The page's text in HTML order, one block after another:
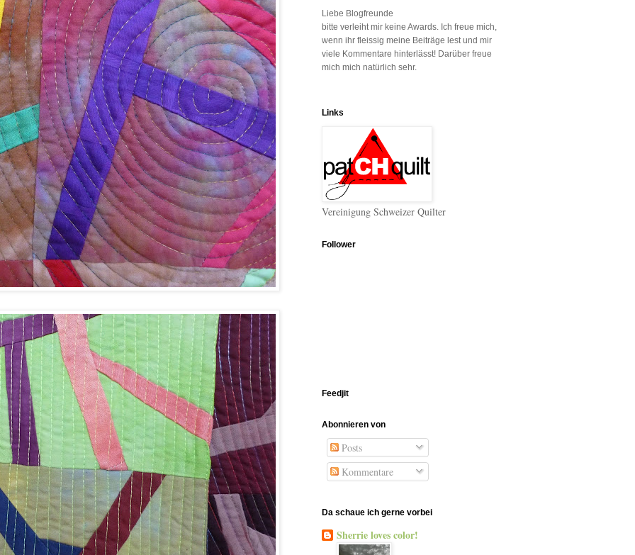
Liebe Blogfreunde
bitte verleiht mir keine Awards. Ich freue mich,
wenn ihr fleissig meine Beiträge lest und mir
viele Kommentare hinterlässt! Darüber freue
mich mich natürlich sehr.
Links
Vereinigung Schweizer Quilter
Follower
Feedjit
Abonnieren von
Posts
Kommentare
Da schaue ich gerne vorbei
Sherrie loves color!